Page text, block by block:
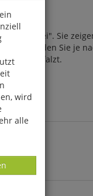
dabei". Sie
Sie je
und gefalzt.
wird
alle